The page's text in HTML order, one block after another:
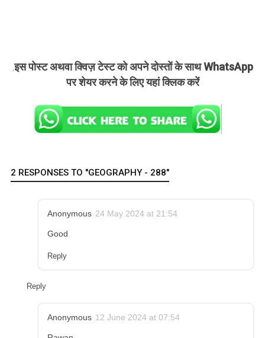
.इस पोस्ट अथवा क्विज़ टेस्ट को अपने दोस्तों के साथ WhatsApp
पर शेयर करने के लिए यहां क्लिक करें
2 RESPONSES TO "GEOGRAPHY - 288"
Anonymous 24 May 2024 at 21:54
Good
Reply
Reply
Anonymous 12 June 2024 at 07:54